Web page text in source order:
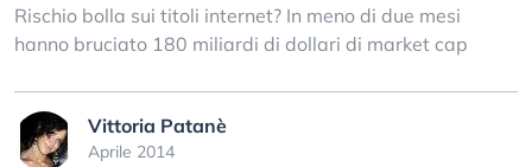
Rischio bolla sui titoli internet? In meno di due mesi
hanno bruciato 180 miliardi di dollari di market cap
Vittoria Patanè
Aprile 2014